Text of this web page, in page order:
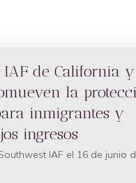
IAF de California y
la
inmigrantes y
ingresos
IAF el 16 de junio